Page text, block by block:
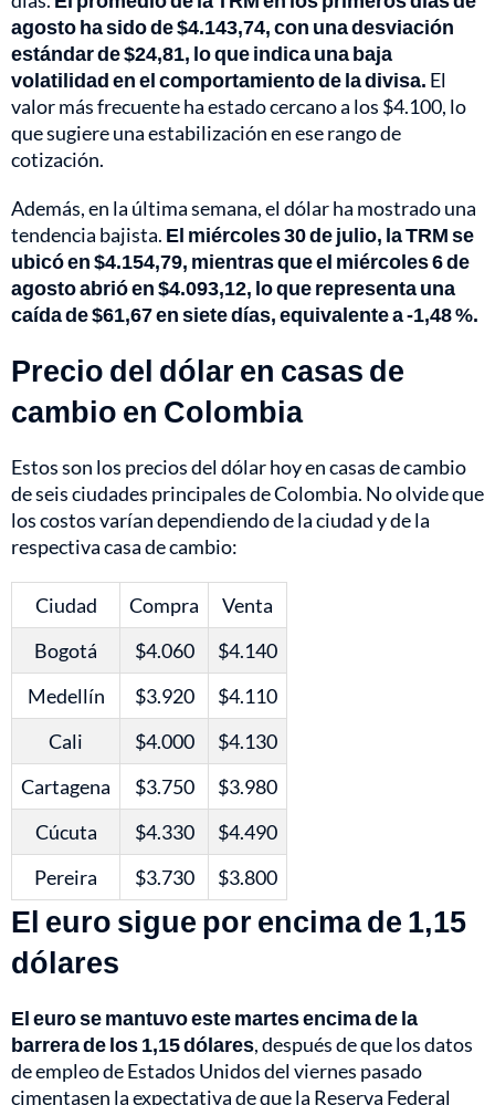
agosto ha sido de $4.143,74, con una desviación
estándar de $24,81, lo que indica una baja
volatilidad en el comportamiento de la divisa. El
valor más frecuente ha estado cercano a los $4.100, lo
que sugiere una estabilización en ese rango de
cotización.
Además, en la última semana, el dólar ha mostrado una
tendencia bajista. El miércoles 30 de julio, la TRM se
ubicó en $4.154,79, mientras que el miércoles 6 de
agosto abrió en $4.093,12, lo que representa una
caída de $61,67 en siete días, equivalente a -1,48 %.
Precio del dólar en casas de
cambio en Colombia
Estos son los precios del dólar hoy en casas de cambio
de seis ciudades principales de Colombia. No olvide que
los costos varían dependiendo de la ciudad y de la
respectiva casa de cambio:
Ciudad Compra
Venta
Bogotá
$4.060
$4.140
Medellín
$3.920
$4.110
Cali
$4.000
$4.130
Cartagena
$3.750
$3.980
Cúcuta
$4.330
$4.490
Pereira
$3.730 $3.800
El euro sigue por encima de 1,15
dólares
El euro se mantuvo este martes encima de la
barrera de los 1,15 dólares, después de que los datos
de empleo de Estados Unidos del viernes pasado
cimentasen la expectativa de que la Reserva Federal